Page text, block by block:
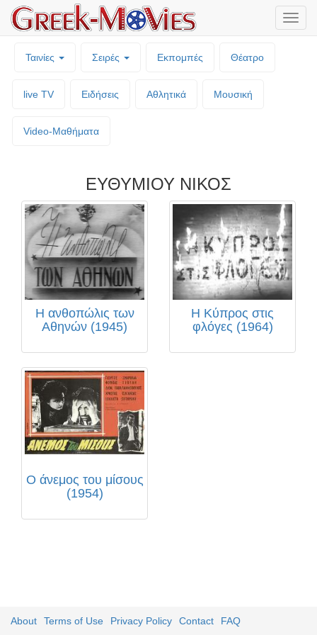
Ταινίες Σειρές Εκπομπές Θέατρο
live TV Ειδήσεις Αθλητικά Μουσική
Video-Mαθήματα
ΕΥΘΥΜΙΟΥ ΝΙΚΟΣ
Η ανθοπώλις των
Αθηνών (1945)
Η Κύπρος στις
φλόγες (1964)
Ο άνεμος του μίσους
(1954)
About Terms of Use Privacy Policy Contact FAQ